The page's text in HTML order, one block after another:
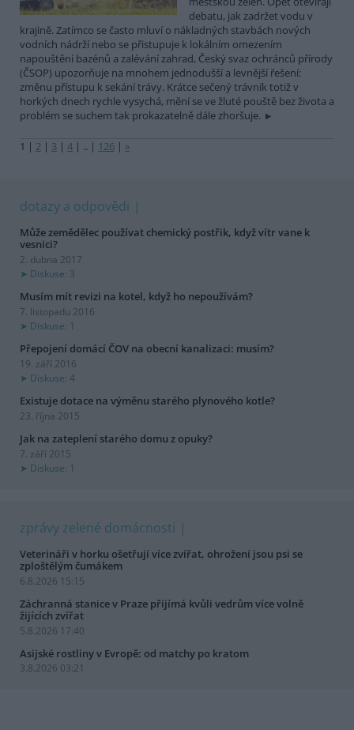
debatu, jak zadržet vodu v
krajině. Zatímco se často mluví o nákladných stavbách nových
vodních nádrží nebo se přistupuje k lokálním omezením
napouštění bazénů a zalévání zahrad, Český svaz ochránců přírody
(ČSOP) upozorňuje na mnohem jednodušší a levnější řešení:
změnu přístupu k sekání trávy. Krátce sečený trávník totiž v
horkých dnech rychle vysychá, mění se ve žluté pouště bez života a
problém se suchem tak prokazatelně dále zhoršuje.
1 | 2 | 3 | 4 | .. | 126 | »
dotazy a odpovědi
Může zemědělec používat chemický postřik, když vítr vane k
vesnici?
2. dubna 2017
Diskuse: 3
Musím mít revizi na kotel, když ho nepoužívám?
7. listopadu 2016
Diskuse: 1
Přepojení domácí ČOV na obecní kanalizaci: musím?
19. září 2016
Diskuse: 4
Existuje dotace na výměnu starého plynového kotle?
23. října 2015
Jak na zateplení starého domu z opuky?
7. září 2015
Diskuse: 1
zprávy zelené domácnosti
Veterináři v horku ošetřují více zvířat, ohrožení jsou psi se
zploštělým čumákem
6.8.2026 15:15
Záchranná stanice v Praze přijímá kvůli vedrům více volně
žijících zvířat
5.8.2026 17:40
Asijské rostliny v Evropě: od matchy po kratom
3.8.2026 03:21